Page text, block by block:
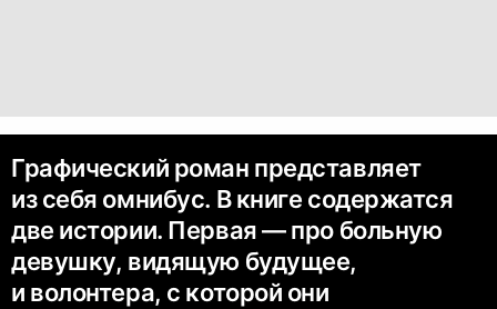
Графический роман представляет
из себя омнибус. В книге содержатся
две истории. Первая — про больную
девушку, видящую будущее,
и волонтера, с которой они